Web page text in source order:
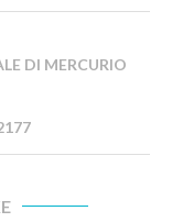
DI MERCURIO